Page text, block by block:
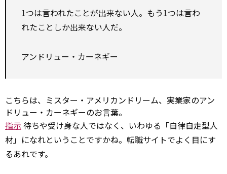
1つは言われたことが出来ない人。もう1つは言わ
れたことしか出来ない人だ。
アンドリュー・カーネギー
こちらは、ミスター・アメリカンドリーム、実業家のアン
ドリュー・カーネギーのお言葉。
指示 待ちや受け身な人ではなく、いわゆる「自律自走型人
材」になれということですかね。転職サイトでよく目にす
るあれです。